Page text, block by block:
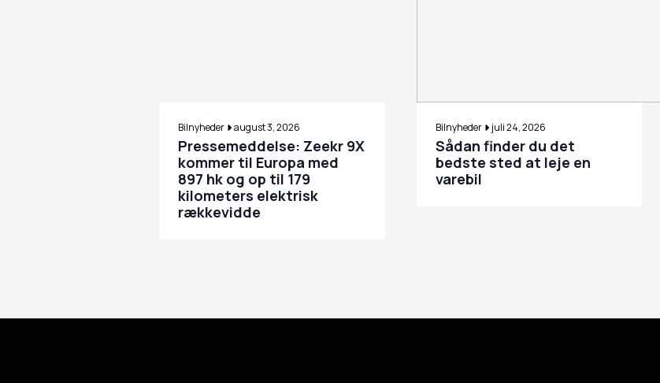
Bilnyheder august 3, 2026
Pressemeddelse: Zeekr 9X
kommer til Europa med
897 hk og op til 179
kilometers elektrisk
rækkevidde
Bilnyheder juli 24, 2026
Sådan finder du det
bedste sted at leje en
varebil